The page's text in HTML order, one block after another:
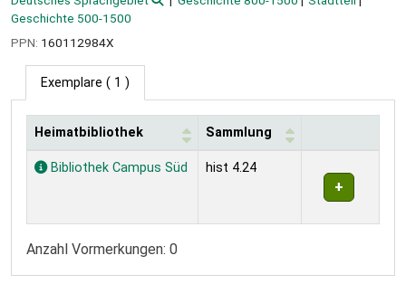
Geschichte 500-1500
PPN: 160112984X
Exemplare ( 1 )
Exemplare
Heimatbibliothek Sammlung
Bibliothek Campus Süd hist 4.24
Anzahl Vormerkungen: 0